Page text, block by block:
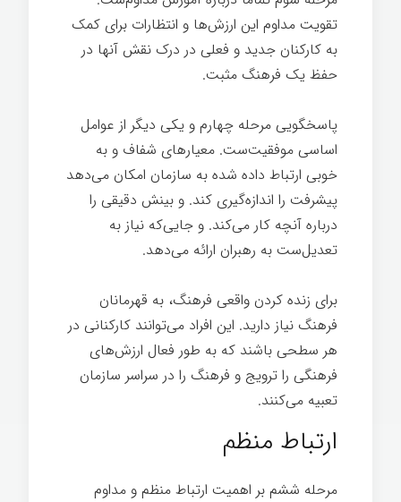
تقویت مداوم این ارزش‌ها و انتظارات برای کمک
به کارکنان جدید و فعلی در درک نقش آنها در
حفظ یک فرهنگ مثبت.
پاسخگویی مرحله چهارم و یکی دیگر از عوامل
اساسی موفقیت‌ست. معیارهای شفاف و به
خوبی ارتباط داده شده به سازمان امکان می‌دهد
پیشرفت را اندازه‌گیری کند. و بینش دقیقی را
درباره آنچه کار می‌کند. و جایی‌که نیاز به
تعدیل‌ست به رهبران ارائه می‌دهد.
برای زنده کردن واقعی فرهنگ، به قهرمانان
فرهنگ نیاز دارید. این افراد می‌توانند کارکنانی در
هر سطحی باشند که به طور فعال ارزش‌های
فرهنگی را ترویج و فرهنگ را در سراسر سازمان
تعبیه می‌کنند.
ارتباط منظم
مرحله ششم بر اهمیت ارتباط منظم و مداوم